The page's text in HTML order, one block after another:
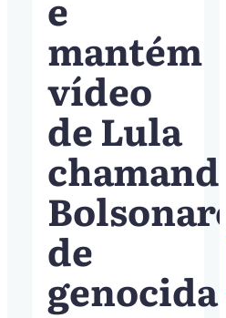
mantém
vídeo
de Lula
chamando
Bolsonaro
de
genocida